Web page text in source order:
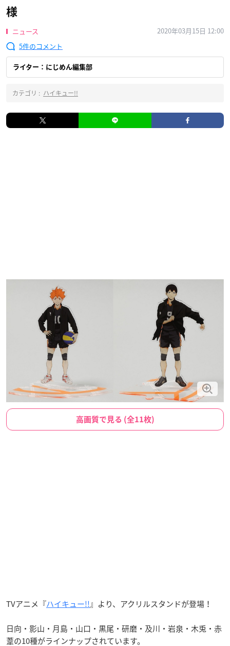
様
ニュース
2020年03月15日 12:00
5
ライター：にじめん編集部
カテゴリ : ハイキュー!!
高画質で見る (全11枚)
TVアニメ『ハイキュー!!』より、アクリルスタンドが登場！
日向・影山・月島・山口・黒尾・研磨・及川・岩泉・木兎・赤
葦の10種がラインナップされています。